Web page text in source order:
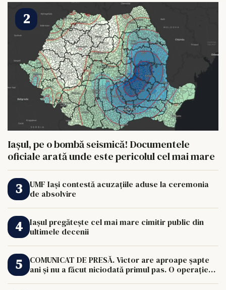
Iașul, pe o bombă seismică! Documentele
oficiale arată unde este pericolul cel mai mare
UMF Iași contestă acuzațiile aduse la ceremonia
de absolvire
Iașul pregătește cel mai mare cimitir public din
ultimele decenii
COMUNICAT DE PRESĂ. Victor are aproape șapte
ani și nu a făcut niciodată primul pas. O operație